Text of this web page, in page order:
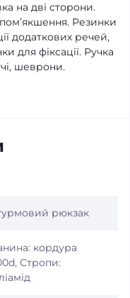
на дві сторони.
Резинки
додаткових речей,
для фіксації. Ручка
шеврони.
рюкзак
кордура
Стропи: